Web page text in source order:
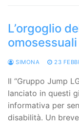
L’orgoglio
omosessuali
SIMONA 23
Il “Gruppo Jump
lanciato in questi
informativa per
disabilità. Un